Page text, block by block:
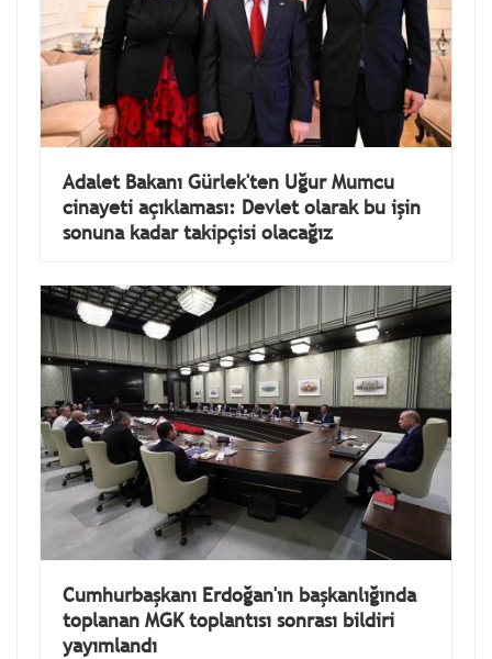
Adalet Bakanı Gürlek'ten Uğur Mumcu
cinayeti açıklaması: Devlet olarak bu işin
sonuna kadar takipçisi olacağız
Cumhurbaşkanı Erdoğan'ın başkanlığında
toplanan MGK toplantısı sonrası bildiri
yayımlandı